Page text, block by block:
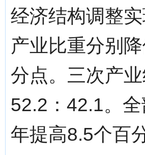
经济结构调整
产业比重分别
分点。三次产
52.2：42.1。
年提高8.5个百